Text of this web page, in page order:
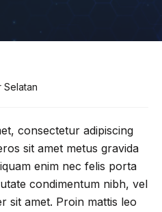
Selatan
consectetur adipiscing
sit amet metus gravida
enim nec felis porta
condimentum nibh, vel
sit amet. Proin mattis leo